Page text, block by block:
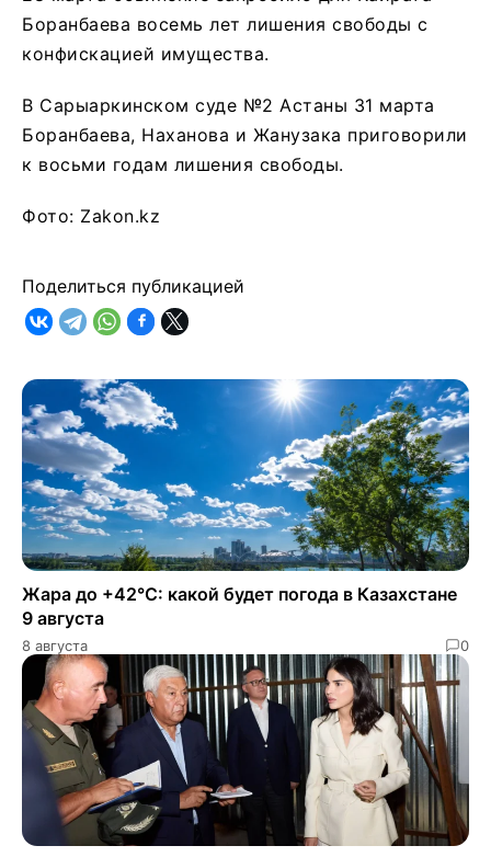
Боранбаева восемь лет лишения свободы с
конфискацией имущества.
В Сарыаркинском суде №2 Астаны 31 марта
Боранбаева, Наханова и Жанузака приговорили
к восьми годам лишения свободы.
Фото: Zakon.kz
Поделиться публикацией
Жара до +42°C: какой будет погода в Казахстане
9 августа
8 августа 0